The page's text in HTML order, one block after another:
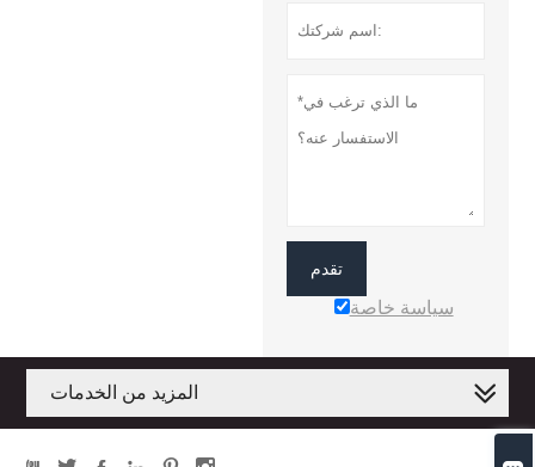
تقدم
سياسة خاصة
المزيد من الخدمات